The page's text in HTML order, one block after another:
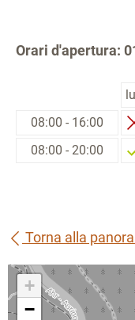
Orari d'apertura:
08:00 - 16:00
08:00 - 20:00
Torna alla
+
−